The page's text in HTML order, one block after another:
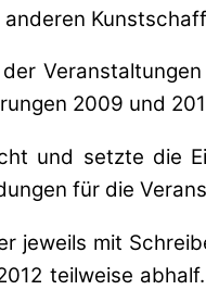
2009 und
und setzte die
für die
jeweils mit
teilweise